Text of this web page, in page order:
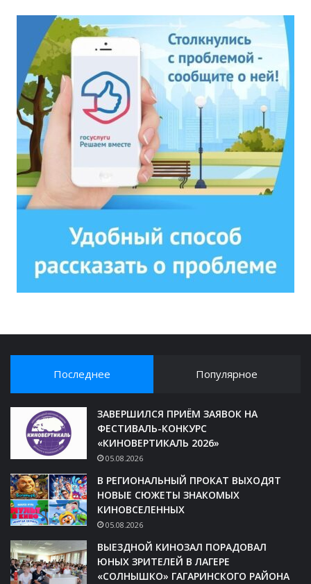
Последнее Популярное
ЗАВЕРШИЛСЯ ПРИЁМ ЗАЯВОК НА
ФЕСТИВАЛЬ-КОНКУРС
«КИНОВЕРТИКАЛЬ 2026»
05.08.2026
В РЕГИОНАЛЬНЫЙ ПРОКАТ ВЫХОДЯТ
НОВЫЕ СЮЖЕТЫ ЗНАКОМЫХ
КИНОВСЕЛЕННЫХ
05.08.2026
ВЫЕЗДНОЙ КИНОЗАЛ ПОРАДОВАЛ
ЮНЫХ ЗРИТЕЛЕЙ В ЛАГЕРЕ
«СОЛНЫШКО» ГАГАРИНСКОГО РАЙОНА